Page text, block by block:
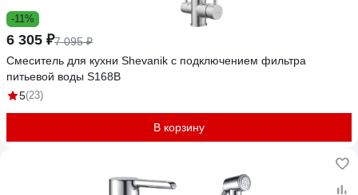
-11%
6 305 ₽7 095 ₽
Смеситель для кухни Shevanik с подключением фильтра
питьевой воды S168B
5(23)
В корзину